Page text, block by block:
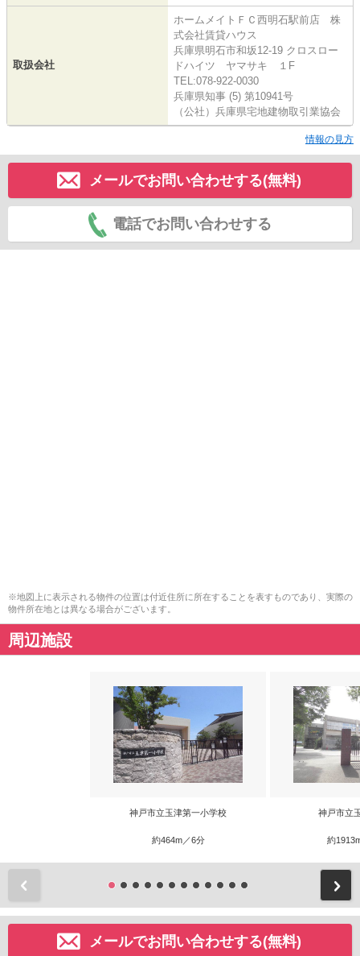
取扱会社
ホームメイトＦＣ西明石駅前店 株
式会社賃貸ハウス
兵庫県明石市和坂12-19 クロスロー
ドハイツ ヤマサキ １F
TEL:078-922-0030
兵庫県知事 (5) 第10941号
（公社）兵庫県宅地建物取引業協会
情報の見方
メールでお問い合わせする(無料)
電話でお問い合わせする
※地図上に表示される物件の位置は付近住所に所在することを表すものであり、実際の
物件所在地とは異なる場合がございます。
周辺施設
神戸市立玉津第一小学校
約464m／6分
神戸市立
約
メールでお問い合わせする(無料)